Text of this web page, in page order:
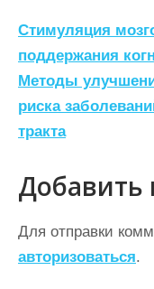
Н
а
в
и
г
а
ц
и
я
Стимуляция
поддержания
Методы
риска
тракта
Добавить
Для отправки
авторизоваться.